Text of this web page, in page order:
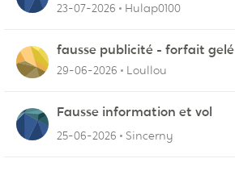
23-07-2026
Hulap0100
fausse publicité - forfait gelé
29-06-2026 Loullou
Fausse information et vol
25-06-2026
Sincerny